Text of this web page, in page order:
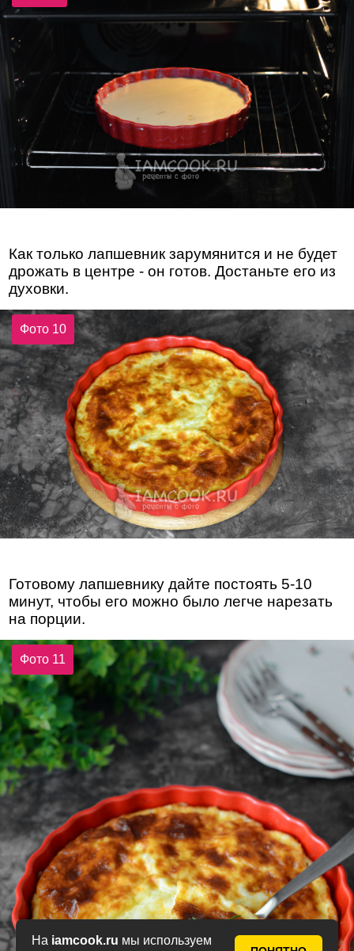
На iamcook.ru мы используем
Как только лапшевник зарумянится и не будет
дрожать в центре - он готов. Достаньте его из
духовки.
Фото 10
Готовому лапшевнику дайте постоять 5-10
минут, чтобы его можно было легче нарезать
на порции.
Фото 11